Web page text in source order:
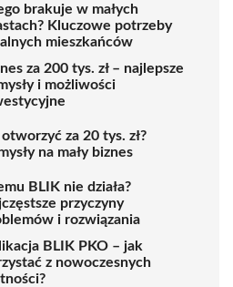
brakuje w małych
Kluczowe potrzeby
mieszkańców
za 200 tys. zł – najlepsze
i możliwości
za 20 tys. zł?
na mały biznes
BLIK nie działa?
przyczyny
i rozwiązania
BLIK PKO – jak
z nowoczesnych